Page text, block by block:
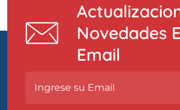
Novedades
Email